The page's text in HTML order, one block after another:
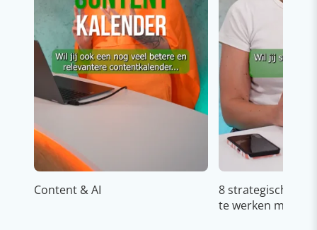
Content & AI
8 strategische
te werken met